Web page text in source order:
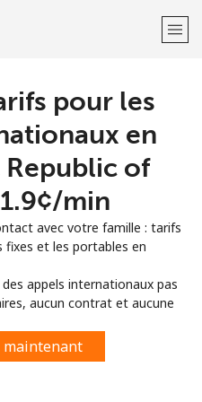
avec
pour les
en
of
min
avec votre famille : tarifs
fixes et les portables en
appels internationaux pas
aucun contrat et aucune
maintenant